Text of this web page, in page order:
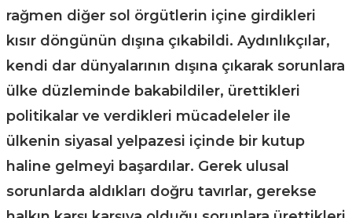
rağmen diğer sol örgütlerin içine girdikleri
kısır döngünün dışına çıkabildi. Aydınlıkçılar,
kendi dar dünyalarının dışına çıkarak sorunlara
ülke düzleminde bakabildiler, ürettikleri
politikalar ve verdikleri mücadeleler ile
ülkenin siyasal yelpazesi içinde bir kutup
haline gelmeyi başardılar. Gerek ulusal
sorunlarda aldıkları doğru tavırlar, gerekse